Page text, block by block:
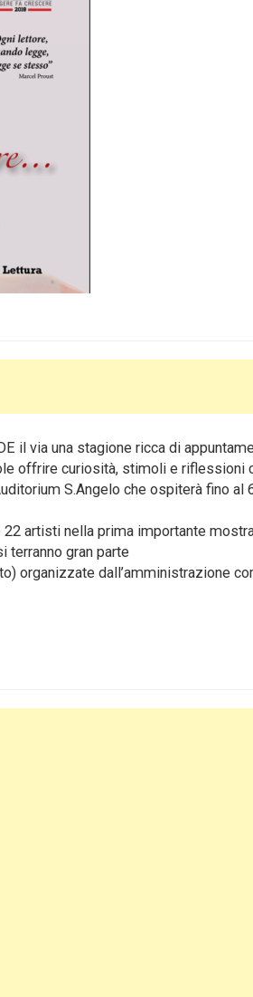
il via una stagione ricca di
offrire curiosità, stimoli e riflessioni
S.Angelo che ospiterà fino al
22 artisti nella prima importante
terranno gran parte
organizzate dall’amministrazione